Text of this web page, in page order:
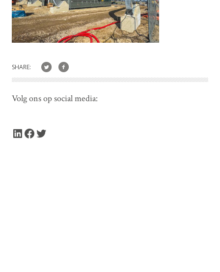
SHARE:
Volg ons op social media:
LinkedIn Facebook